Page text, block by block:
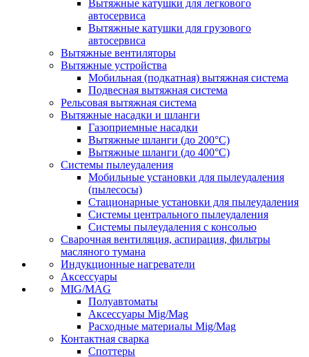
Вытяжные катушки для легкового
автосервиса
Вытяжные катушки для грузового
автосервиса
Вытяжные вентиляторы
Вытяжные устройства
Мобильная (подкатная) вытяжная система
Подвесная вытяжная система
Рельсовая вытяжная система
Вытяжные насадки и шланги
Газоприемные насадки
Вытяжные шланги (до 200°C)
Вытяжные шланги (до 400°C)
Системы пылеудаления
Мобильные установки для пылеудаления
(пылесосы)
Стационарные установки для пылеудаления
Системы центрального пылеудаления
Системы пылеудаления с консолью
Сварочная вентиляция, аспирация, фильтры
масляного тумана
Индукционные нагреватели
Аксессуары
MIG/MAG
Полуавтоматы
Аксессуары Mig/Mag
Расходные материалы Mig/Mag
Контактная сварка
Споттеры